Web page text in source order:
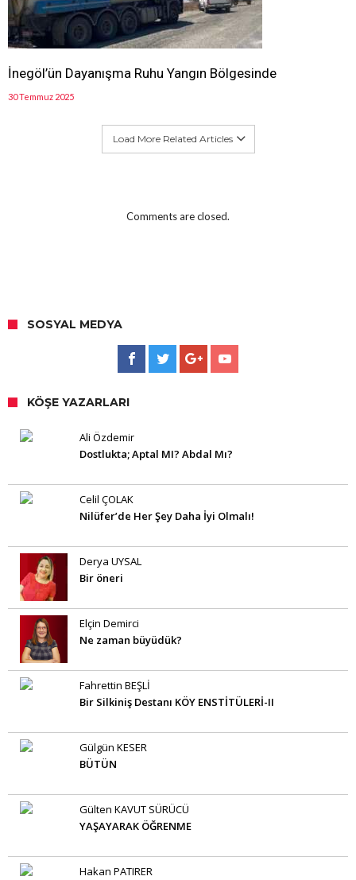
İnegöl’ün Dayanışma Ruhu Yangın Bölgesinde
30 Temmuz 2025
Load More Related Articles
Comments are closed.
SOSYAL MEDYA
KÖŞE YAZARLARI
Ali Özdemir
Dostlukta; Aptal MI? Abdal Mı?
Celil ÇOLAK
Nilüfer’de Her Şey Daha İyi Olmalı!
Derya UYSAL
Bir öneri
Elçin Demirci
Ne zaman büyüdük?
Fahrettin BEŞLİ
Bir Silkiniş Destanı KÖY ENSTİTÜLERİ-II
Gülgün KESER
BÜTÜN
Gülten KAVUT SÜRÜCÜ
YAŞAYARAK ÖĞRENME
Hakan PATIRER